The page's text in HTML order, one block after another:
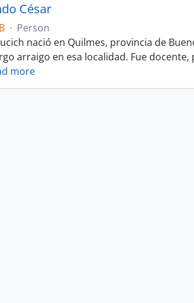
César
· Person
nació en Quilmes, provincia de
arraigo en esa localidad. Fue
more